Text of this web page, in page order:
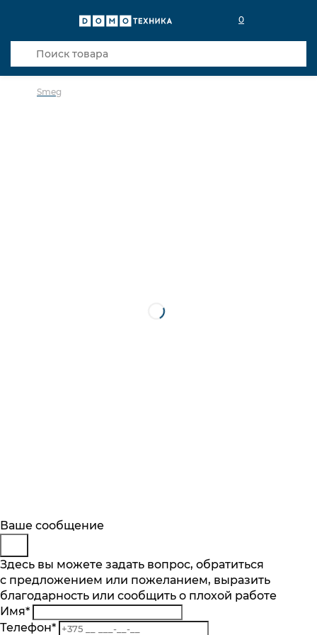
0
Smeg
Описание
Отзывы
Основные характеристики
Мощность, Вт
950
Вместимость тостов, шт
Будьте в курсе
Подпишитесь на последние обновления
и узнавайте о новинках и специальных
предложениях первыми
Подписаться
Заказ обратного звонка
Представьтесь
Телефон*
Комментарий
Ваше сообщение
Здесь вы можете задать вопрос, обратиться
с предложением или пожеланием, выразить
благодарность или сообщить о плохой работе
Имя*
Телефон*